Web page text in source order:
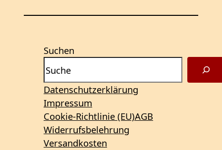
Suchen
Datenschutzerklärung
Impressum
Cookie-Richtlinie (EU)AGB
Widerrufsbelehrung
Versandkosten